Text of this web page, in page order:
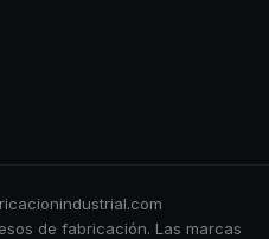
de fabricación. Las marcas